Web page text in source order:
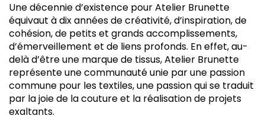
Une décennie d’existence pour Atelier Brunette
équivaut à dix années de créativité, d’inspiration, de
cohésion, de petits et grands accomplissements,
d’émerveillement et de liens profonds. En effet, au-
delà d’être une marque de tissus, Atelier Brunette
représente une communauté unie par une passion
commune pour les textiles, une passion qui se traduit
par la joie de la couture et la réalisation de projets
exaltants.